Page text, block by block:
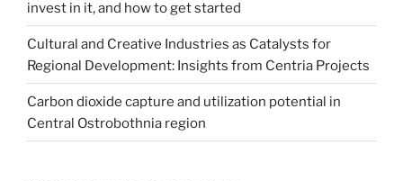
invest in it, and how to get started
Cultural and Creative Industries as Catalysts for
Regional Development: Insights from Centria Projects
Carbon dioxide capture and utilization potential in
Central Ostrobothnia region